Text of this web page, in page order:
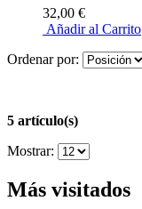
32,00 €
Añadir al Carrito
Ordenar por:
5 artículo(s)
Mostrar:
Más visitados